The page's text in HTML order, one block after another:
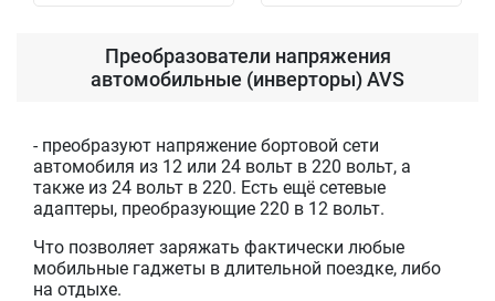
Преобразователи напряжения
автомобильные (инверторы) AVS
- преобразуют напряжение бортовой сети
автомобиля из 12 или 24 вольт в 220 вольт, а
также из 24 вольт в 220. Есть ещё сетевые
адаптеры, преобразующие 220 в 12 вольт.
Что позволяет заряжать фактически любые
мобильные гаджеты в длительной поездке, либо
на отдыхе.